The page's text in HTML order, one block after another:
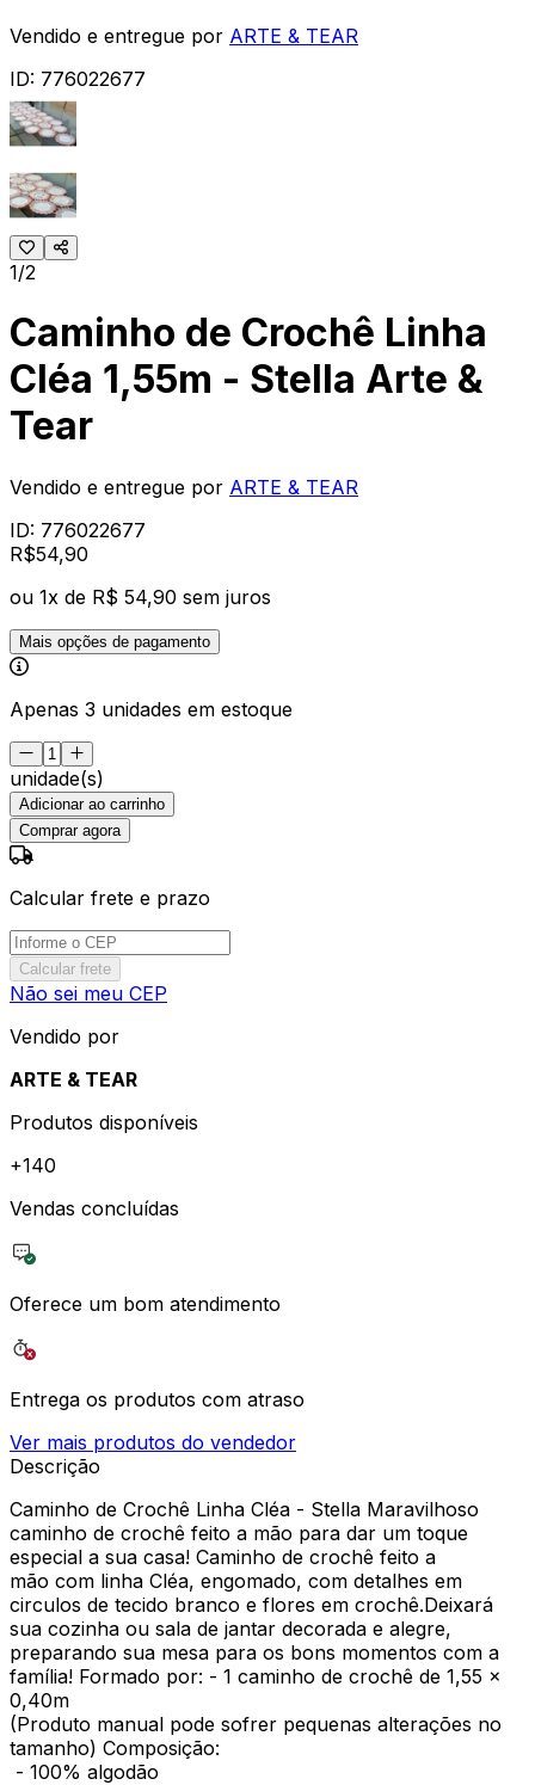
Vendido e entregue por ARTE & TEAR
ID: 776022677
1/2
Caminho de Crochê Linha
Cléa 1,55m - Stella Arte &
Tear
Vendido e entregue por ARTE & TEAR
ID: 776022677
R$54,90
ou 1x de R$ 54,90 sem juros
Mais opções de pagamento
Apenas 3 unidades em estoque
unidade(s)
Adicionar ao carrinho
Comprar agora
Calcular frete e prazo
Calcular frete
Não sei meu CEP
Vendido por
ARTE & TEAR
Produtos disponíveis
+140
Vendas concluídas
Oferece um bom atendimento
Entrega os produtos com atraso
Ver mais produtos do vendedor
Descrição
Caminho de Crochê Linha Cléa - Stella Maravilhoso
caminho de crochê feito a mão para dar um toque
especial a sua casa! Caminho de crochê feito a
mão com linha Cléa, engomado, com detalhes em
circulos de tecido branco e flores em crochê.Deixará
sua cozinha ou sala de jantar decorada e alegre,
preparando sua mesa para os bons momentos com a
família! Formado por: - 1 caminho de crochê de 1,55 x
0,40m
(Produto manual pode sofrer pequenas alterações no
tamanho) Composição:
- 100% algodão